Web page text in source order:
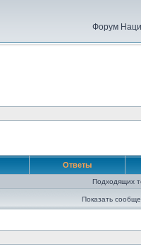
Форум
Ответы
Подходящих
Показать